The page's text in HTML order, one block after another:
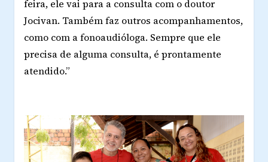
feira, ele vai para a consulta com o doutor
Jocivan. Também faz outros acompanhamentos,
como com a fonoaudióloga. Sempre que ele
precisa de alguma consulta, é prontamente
atendido.”